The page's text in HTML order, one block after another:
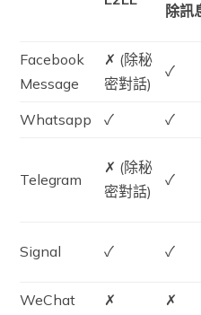
除訊
Facebook
Message
✗ (除秘
密對話)
✓
Whatsapp ✓ ✓
Telegram
✗ (除秘
密對話)
✓
Signal ✓ ✓
WeChat ✗ ✗